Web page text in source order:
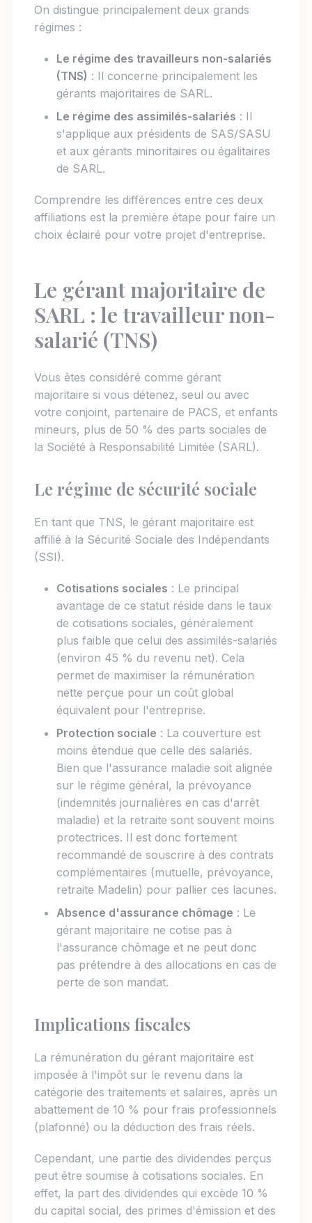
On distingue principalement deux grands
régimes :
Le régime des travailleurs non-salariés
(TNS) : Il concerne principalement les
gérants majoritaires de SARL.
Le régime des assimilés-salariés : Il
s'applique aux présidents de SAS/SASU
et aux gérants minoritaires ou égalitaires
de SARL.
Comprendre les différences entre ces deux
affiliations est la première étape pour faire un
choix éclairé pour votre projet d'entreprise.
Le gérant majoritaire de
SARL : le travailleur non-
salarié (TNS)
Vous êtes considéré comme gérant
majoritaire si vous détenez, seul ou avec
votre conjoint, partenaire de PACS, et enfants
mineurs, plus de 50 % des parts sociales de
la Société à Responsabilité Limitée (SARL).
Le régime de sécurité sociale
En tant que TNS, le gérant majoritaire est
affilié à la Sécurité Sociale des Indépendants
(SSI).
Cotisations sociales : Le principal
avantage de ce statut réside dans le taux
de cotisations sociales, généralement
plus faible que celui des assimilés-salariés
(environ 45 % du revenu net). Cela
permet de maximiser la rémunération
nette perçue pour un coût global
équivalent pour l'entreprise.
Protection sociale : La couverture est
moins étendue que celle des salariés.
Bien que l'assurance maladie soit alignée
sur le régime général, la prévoyance
(indemnités journalières en cas d'arrêt
maladie) et la retraite sont souvent moins
protectrices. Il est donc fortement
recommandé de souscrire à des contrats
complémentaires (mutuelle, prévoyance,
retraite Madelin) pour pallier ces lacunes.
Absence d'assurance chômage : Le
gérant majoritaire ne cotise pas à
l'assurance chômage et ne peut donc
pas prétendre à des allocations en cas de
perte de son mandat.
Implications fiscales
La rémunération du gérant majoritaire est
imposée à l'impôt sur le revenu dans la
catégorie des traitements et salaires, après un
abattement de 10 % pour frais professionnels
(plafonné) ou la déduction des frais réels.
Cependant, une partie des dividendes perçus
peut être soumise à cotisations sociales. En
effet, la part des dividendes qui excède 10 %
du capital social, des primes d'émission et des